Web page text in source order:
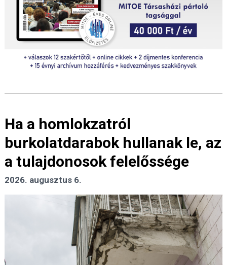
Ha a homlokzatról
burkolatdarabok hullanak le, az
a tulajdonosok felelőssége
2026. augusztus 6.